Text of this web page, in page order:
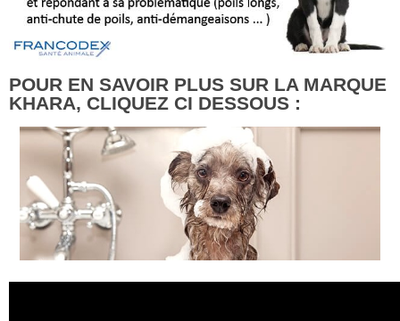
POUR EN SAVOIR PLUS SUR LA MARQUE
KHARA, CLIQUEZ CI DESSOUS :